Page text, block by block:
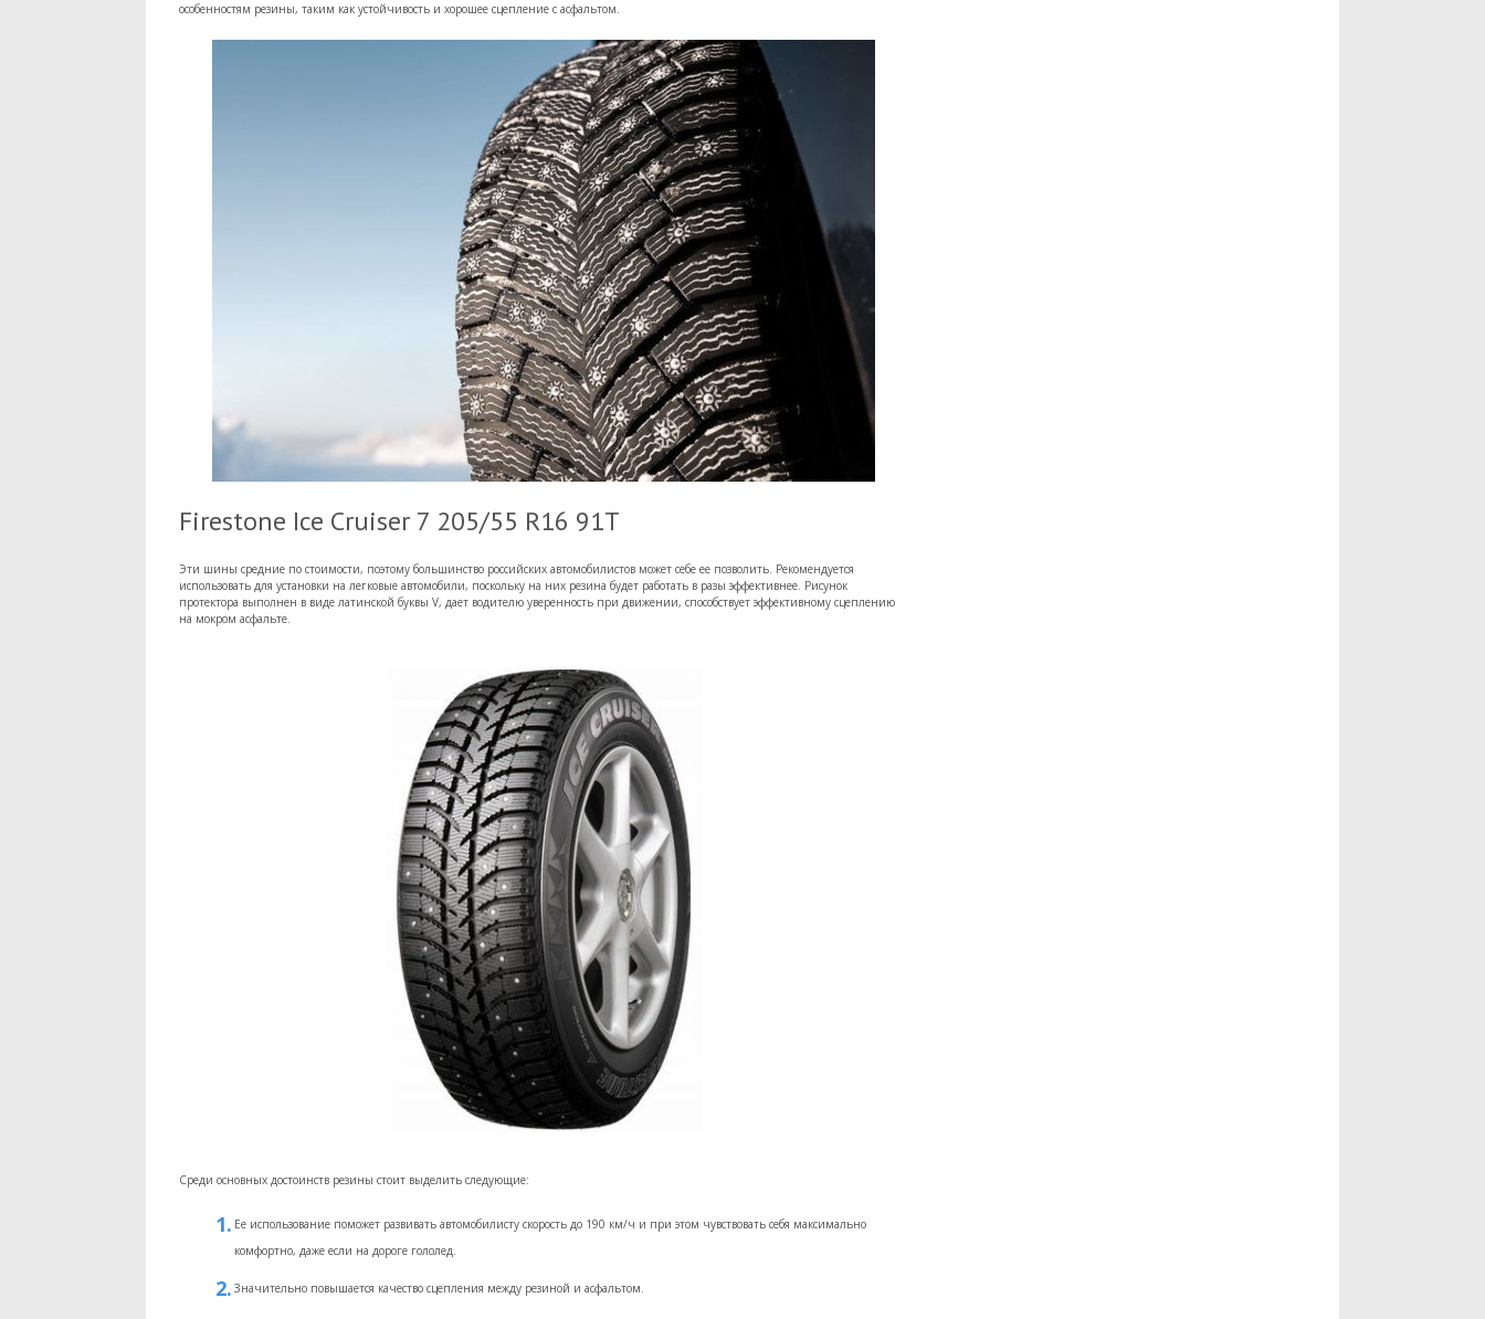
особенностям резины, таким как устойчивость и хорошее сцепление с асфальтом.
Firestone Ice Cruiser 7 205/55 R16 91T
Эти шины средние по стоимости, поэтому большинство российских автомобилистов может себе ее позволить. Рекомендуется
использовать для установки на легковые автомобили, поскольку на них резина будет работать в разы эффективнее. Рисунок
протектора выполнен в виде латинской буквы V, дает водителю уверенность при движении, способствует эффективному сцеплению
на мокром асфальте.
Среди основных достоинств резины стоит выделить следующие:
Ее использование поможет развивать автомобилисту скорость до 190 км/ч и при этом чувствовать себя максимально
комфортно, даже если на дороге гололед.
Значительно повышается качество сцепления между резиной и асфальтом.